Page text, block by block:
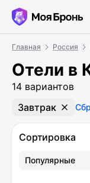
Главная Россия
Отели в
14 вариантов
Завтрак
Сортировка
Популярные